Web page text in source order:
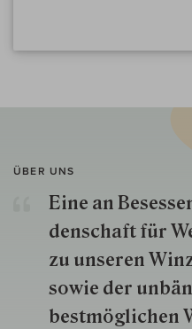
ÜBER UNS
Eine an
den­schaft für
zu unseren
so­wie der
best­mög­lich­en